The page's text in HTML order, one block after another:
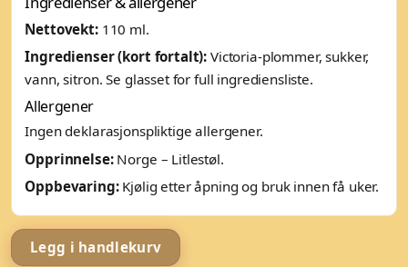
Nettovekt:110 ml.
Ingredienser (kort fortalt): Victoria-plommer, sukker,
vann, sitron. Se glasset for full ingrediensliste.
Allergener
Ingen deklarasjonspliktige allergener.
Opprinnelse:Norge – Litlestøl.
Oppbevaring:Kjølig etter åpning og bruk innen få uker.
Legg i handlekurv